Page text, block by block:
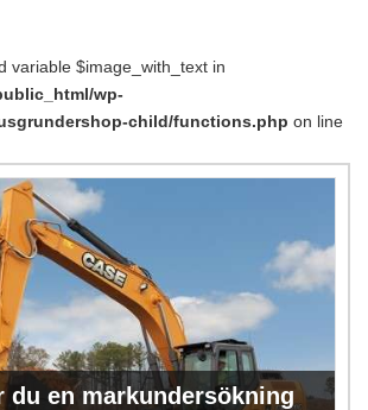
variable $image_with_text in
wp-
child/functions.php on line
du en markundersökning